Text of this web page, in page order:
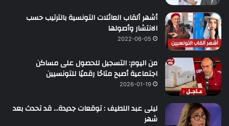
أشهر ألقاب العائلات التونسية بالترتيب حسب
الانتشار وأصولها
2022-06-05
من اليوم: التسجيل للحصول على مساكن
اجتماعية أصبح متاحًا رقميًا للتونسيين
2026-01-19
ليلى عبد اللطيف : توقعات جديدة… قد تحدث بعد
شهر